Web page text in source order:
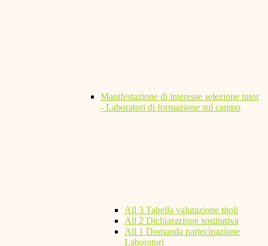
Manifestazione di interesse selezione tutor
- Laboratori di formazione sul campo
All 3 Tabella valutazione titoli
All 2 Dichiarazione sostitutiva
All 1 Domanda partecipazione
Laboratori